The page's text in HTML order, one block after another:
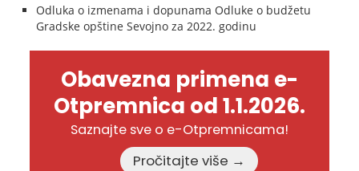
Odluka o izmenama i dopunama Odluke o budžetu
Gradske opštine Sevojno za 2022. godinu
Obavezna primena e-
Otpremnica od 1.1.2026.
Saznajte sve o e-Otpremnicama!
Pročitajte više →